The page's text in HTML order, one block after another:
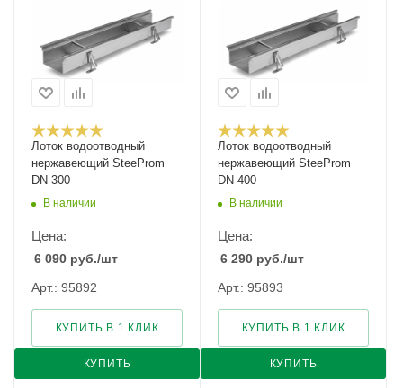
Лоток водоотводный
нержавеющий SteeProm
DN 300
В наличии
Цена:
6 090 руб./шт
Арт.: 95892
КУПИТЬ
КУПИТЬ В 1 КЛИК
Лоток водоотводный
нержавеющий SteeProm
DN 400
В наличии
Цена:
6 290 руб./шт
Арт.: 95893
КУПИТЬ
КУПИТЬ В 1 КЛИК